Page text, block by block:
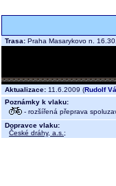
Trasa: Praha Masarykovo n.
Aktualizace: 11.6.2009 (Rudolf
Poznámky k vlaku:
- rozšířená přeprava
Dopravce vlaku:
České dráhy, a.s. ;